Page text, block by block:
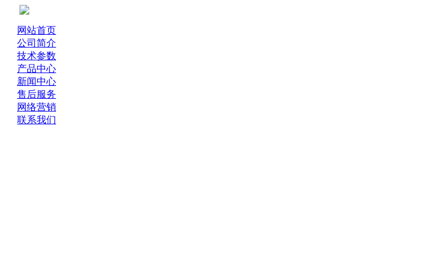
网站首页
公司简介
技术参数
产品中心
新闻中心
售后服务
网络营销
联系我们